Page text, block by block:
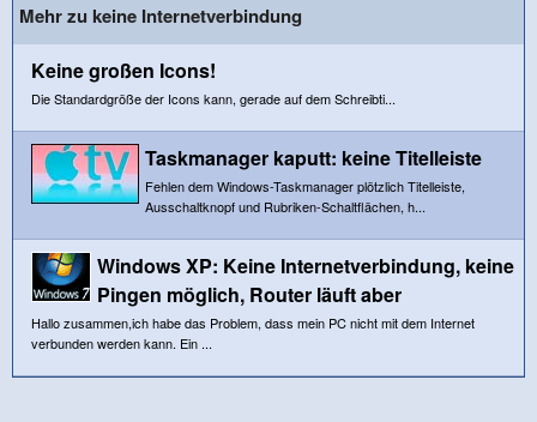
Mehr zu keine Internetverbindung
Keine großen Icons!
Die Standardgröße der Icons kann, gerade auf dem Schreibti...
Taskmanager kaputt: keine Titelleiste
Fehlen dem Windows-Taskmanager plötzlich Titelleiste,
Ausschaltknopf und Rubriken-Schaltflächen, h...
Windows XP: Keine Internetverbindung, keine
Pingen möglich, Router läuft aber
Hallo zusammen,ich habe das Problem, dass mein PC nicht mit dem Internet
verbunden werden kann. Ein ...